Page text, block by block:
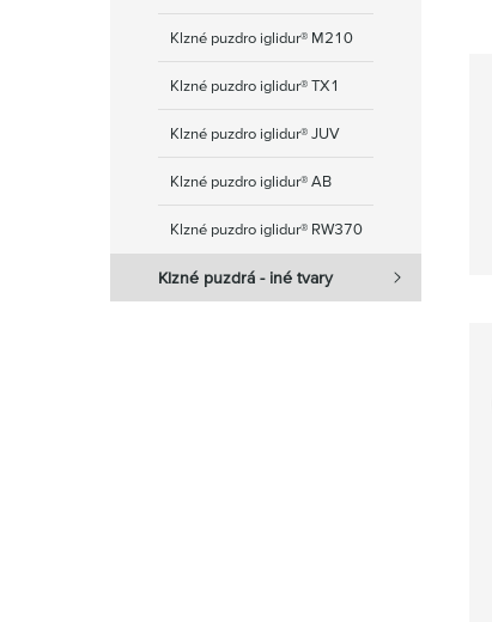
Klzné puzdro iglidur® M210
Klzné puzdro iglidur® TX1
Klzné puzdro iglidur® JUV
Klzné puzdro iglidur® AB
Klzné puzdro iglidur® RW370
Klzné puzdrá - iné tvary